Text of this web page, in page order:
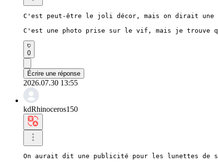
C'est peut-être le joli décor, mais on dirait une
C'est une photo prise sur le vif, mais je trouve
0
Écrire une réponse
2026.07.30 13:55
kdRhinoceros150
On aurait dit une publicité pour les lunettes de